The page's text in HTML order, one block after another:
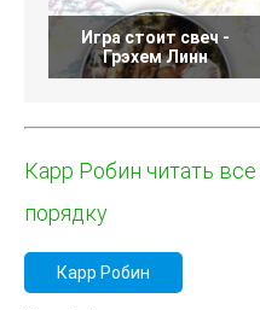
Игра стоит свеч -
Грэхем Линн
Карр Робин читать
порядку
Карр Робин